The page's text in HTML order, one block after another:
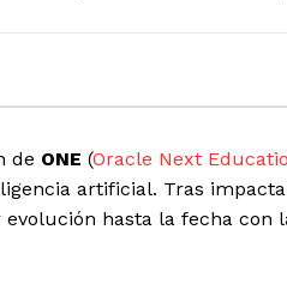
de ONE (Oracle Next
artificial. Tras
hasta la fecha con